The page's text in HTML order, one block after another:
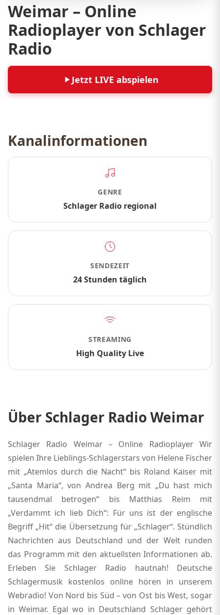
Weimar – Online
Radioplayer von Schlager
Radio
Jetzt LIVE abspielen
Kanalinformationen
GENRE
Schlager Radio regional
SENDEZEIT
24 Stunden täglich
STREAMING
High Quality Live
Über Schlager Radio Weimar
Schlager Radio Weimar – Online Radioplayer Wir
spielen Ihre Lieblings-Schlagerstars von Helene Fischer
mit „Atemlos durch die Nacht“ bis Roland Kaiser mit
„Santa Maria“, von Andrea Berg mit „Du hast mich
tausendmal betrogen“ bis Matthias Reim mit
„Verdammt ich lieb Dich“: Für uns ist der englische
Begriff „Hit“ die Übersetzung für „Schlager“. Stündlich
Nachrichten aus Deutschland und der Welt runden
das Programm mit den aktuellsten Informationen ab.
Erleben Sie Schlager Radio hautnah! Deutsche
Schlagermusik kostenlos online hören in unserem
Webradio! Von Nord bis Süd – von Ost bis West, sogar
in Weimar. Egal wo in Deutschland Schlager gehört